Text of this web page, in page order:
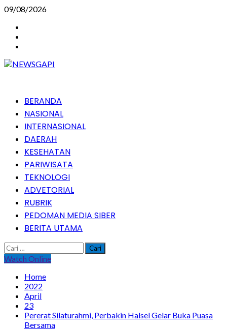
Skip
content
09/08/2026
PrimaryBERANDA
NASIONAL
INTERNASIONAL
DAERAH
KESEHATAN
PARIWISATA
TEKNOLOGI
ADVETORIAL
RUBRIK
PEDOMAN MEDIA SIBER
BERITA UTAMA
Cari
untuk:
Watch Online
Home
2022
April
23
Pererat Silaturahmi, Perbakin Halsel Gelar Buka Puasa
Bersama